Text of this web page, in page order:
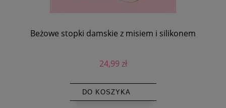
Beżowe stopki damskie z misiem i silikonem
24,99 zł
DO KOSZYKA